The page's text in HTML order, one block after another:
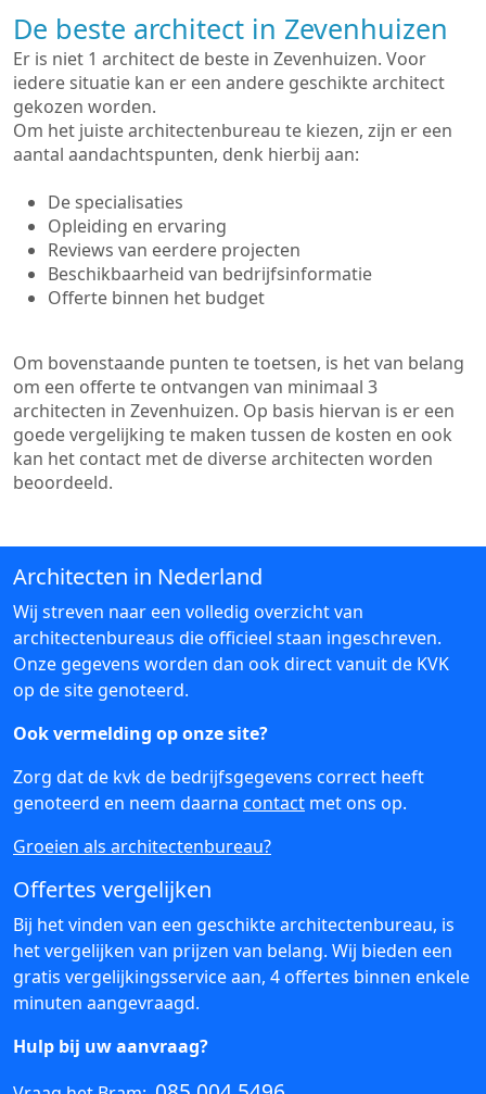
De beste architect in Zevenhuizen
Er is niet 1 architect de beste in Zevenhuizen. Voor
iedere situatie kan er een andere geschikte architect
gekozen worden.
Om het juiste architectenbureau te kiezen, zijn er een
aantal aandachtspunten, denk hierbij aan:
De specialisaties
Opleiding en ervaring
Reviews van eerdere projecten
Beschikbaarheid van bedrijfsinformatie
Offerte binnen het budget
Om bovenstaande punten te toetsen, is het van belang
om een offerte te ontvangen van minimaal 3
architecten in Zevenhuizen. Op basis hiervan is er een
goede vergelijking te maken tussen de kosten en ook
kan het contact met de diverse architecten worden
beoordeeld.
Architecten in Nederland
Wij streven naar een volledig overzicht van
architectenbureaus die officieel staan ingeschreven.
Onze gegevens worden dan ook direct vanuit de KVK
op de site genoteerd.
Ook vermelding op onze site?
Zorg dat de kvk de bedrijfsgegevens correct heeft
genoteerd en neem daarna contact met ons op.
Groeien als architectenbureau?
Offertes vergelijken
Bij het vinden van een geschikte architectenbureau, is
het vergelijken van prijzen van belang. Wij bieden een
gratis vergelijkingsservice aan, 4 offertes binnen enkele
minuten aangevraagd.
Hulp bij uw aanvraag?